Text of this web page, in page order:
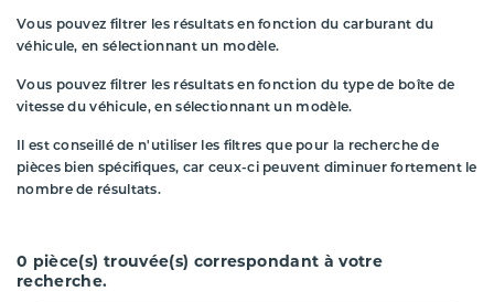
Vous pouvez filtrer les résultats en fonction du carburant du
véhicule, en sélectionnant un modèle.
Vous pouvez filtrer les résultats en fonction du type de boîte de
vitesse du véhicule, en sélectionnant un modèle.
Il est conseillé de n'utiliser les filtres que pour la recherche de
pièces bien spécifiques, car ceux-ci peuvent diminuer fortement le
nombre de résultats.
0 pièce(s) trouvée(s) correspondant à votre
recherche.